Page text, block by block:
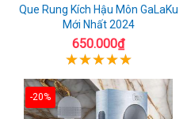
Que Rung Kích Hậu Môn GaLaKu
Mới Nhất 2024
650.000₫
-20%